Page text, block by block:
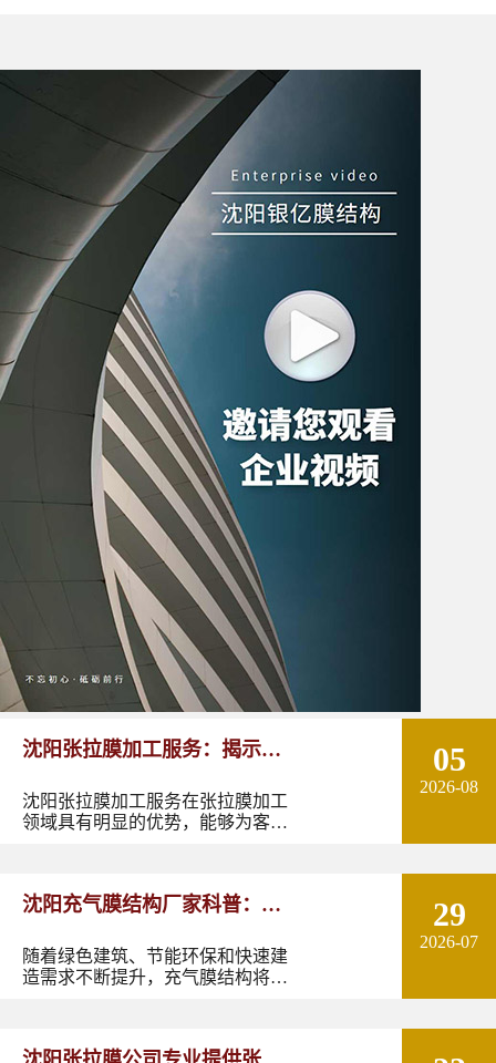
沈阳张拉膜加工服务：揭示张
拉膜加工的实用优势
沈阳张拉膜加工服务在张拉膜加工
领域具有明显的优势，能够为客户
发出独特的魅力。
05
2026-08
沈阳充气膜结构厂家科普：了
解充气膜建筑优势、价格及应
用领域
随着绿色建筑、节能环保和快速建
造需求不断提升，充气膜结构将在
29
2026-07